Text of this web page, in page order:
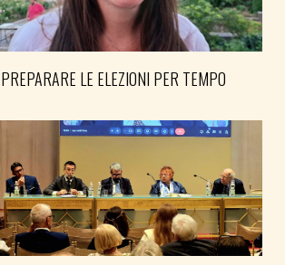
PREPARARE LE ELEZIONI PER TEMPO